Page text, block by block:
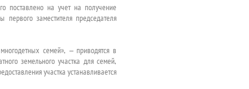
поставлено на учет на получение
заместителя председателя
семей», — приводятся в
земельного участка для семей,
участка устанавливается